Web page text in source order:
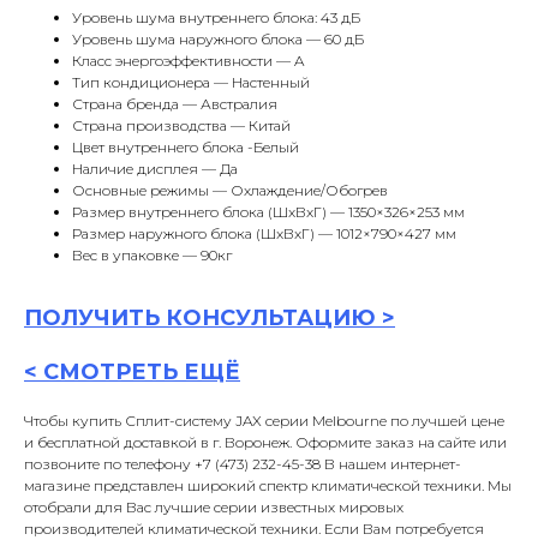
Уровень шума внутреннего блока: 43 дБ
Уровень шума наружного блока — 60 дБ
Класс энергоэффективности — A
Тип кондиционера — Настенный
Страна бренда — Австралия
Страна производства — Китай
Цвет внутреннего блока -Белый
Наличие дисплея — Да
Основные режимы — Охлаждение/Обогрев
Размер внутреннего блока (ШxВxГ) — 1350×326×253 мм
Размер наружного блока (ШxВxГ) — 1012×790×427 мм
Вес в упаковке — 90кг
ПОЛУЧИТЬ КОНСУЛЬТАЦИЮ >
< СМОТРЕТЬ ЕЩЁ
Чтобы купить Сплит-систему JAX серии Melbourne по лучшей цене
и бесплатной доставкой в г. Воронеж. Оформите заказ на сайте или
позвоните по телефону +7 (473) 232-45-38 В нашем интернет-
магазине представлен широкий спектр климатической техники. Мы
отобрали для Вас лучшие серии известных мировых
производителей климатической техники. Если Вам потребуется